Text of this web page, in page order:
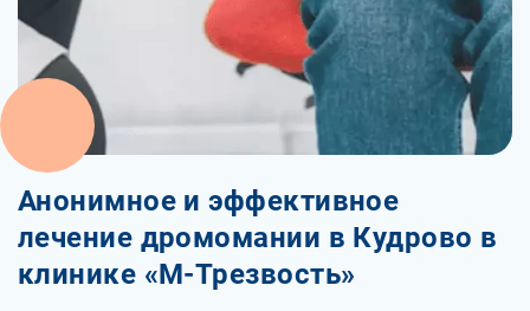
Анонимное и эффективное
лечение дромомании в Кудрово в
клинике «М-Трезвость»